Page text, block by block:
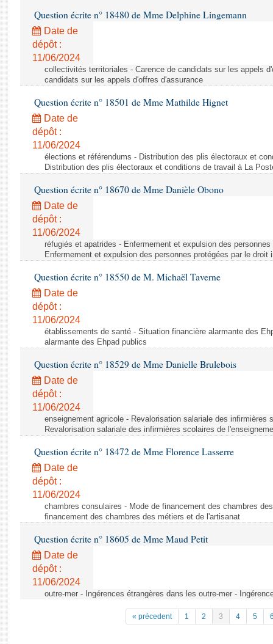
Question écrite n° 18480 de Mme Delphine Lingemann
Date de
dépôt :
11/06/2024
collectivités territoriales - Carence de candidats sur les appels
candidats sur les appels d'offres d'assurance
Question écrite n° 18501 de Mme Mathilde Hignet
Date de
dépôt :
11/06/2024
élections et référendums - Distribution des plis électoraux et
Distribution des plis électoraux et conditions de travail à La
Question écrite n° 18670 de Mme Danièle Obono
Date de
dépôt :
11/06/2024
réfugiés et apatrides - Enfermement et expulsion des
Enfermement et expulsion des personnes protégées par le droit
Question écrite n° 18550 de M. Michaël Taverne
Date de
dépôt :
11/06/2024
établissements de santé - Situation financière alarmante des
alarmante des Ehpad publics
Question écrite n° 18529 de Mme Danielle Brulebois
Date de
dépôt :
11/06/2024
enseignement agricole - Revalorisation salariale des infirmières
Revalorisation salariale des infirmières scolaires de
Question écrite n° 18472 de Mme Florence Lasserre
Date de
dépôt :
11/06/2024
chambres consulaires - Mode de financement des chambres
financement des chambres des métiers et de l'artisanat
Question écrite n° 18605 de Mme Maud Petit
Date de
dépôt :
11/06/2024
outre-mer - Ingérences étrangères dans les outre-mer -
« précedent 1 2 3 4 5